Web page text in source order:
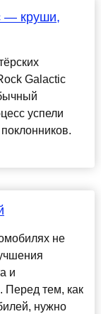
― круши,
Galactic
успели
не
и
Перед тем, как
нужно